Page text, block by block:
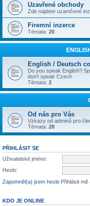
Uzavřené obchody
Zde najdete uzamčené
Firemní inzerce
Témata: 20
English / Deutsch
Do you speak English?
don't speak Czech
Témata: 2
Od nás pro Vás
Vzkazy od adminů pro
Témata: 28
PŘIHLÁSIT SE
Uživatelské jméno:
Heslo:
Zapomněl(a) jsem heslo Přihlásit
KDO JE ONLINE